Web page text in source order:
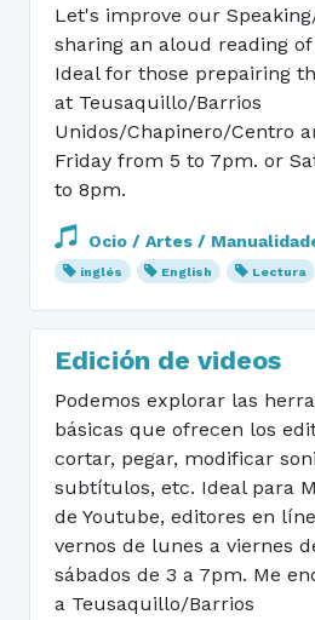
Let's improve our
sharing an aloud reading
Ideal for those prepairing
at Teusaquillo/Barrios
Unidos/Chapinero/Centro
Friday from 5 to 7pm. or
to 8pm.
Ocio / Artes /
inglés English Lectura
Edición de videos
Podemos explorar las
básicas que ofrecen los
cortar, pegar, modificar
subtítulos, etc. Ideal para
de Youtube, editores en
vernos de lunes a viernes
sábados de 3 a 7pm. Me
a Teusaquillo/Barrios